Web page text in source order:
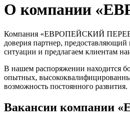
О компании
Компания «ЕВРОПЕЙСКИЙ
доверия партнер,
ситуации и предлагаем клиентам
В нашем распоряжении находится
опытных,
возможность постоянного развития.
Вакансии